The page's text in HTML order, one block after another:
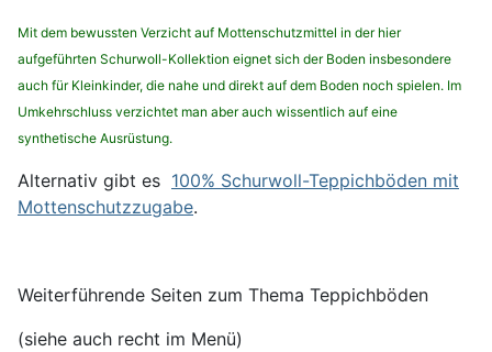
Mit dem bewussten Verzicht auf Mottenschutzmittel in der hier
aufgeführten Schurwoll-Kollektion eignet sich der Boden insbesondere
auch für Kleinkinder, die nahe und direkt auf dem Boden noch spielen. Im
Umkehrschluss verzichtet man aber auch wissentlich auf eine
synthetische Ausrüstung.
Alternativ gibt es 100% Schurwoll-Teppichböden mit
Mottenschutzzugabe.
Weiterführende Seiten zum Thema Teppichböden
(siehe auch recht im Menü)